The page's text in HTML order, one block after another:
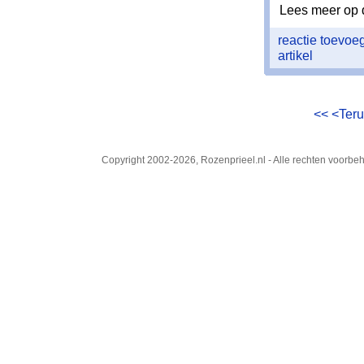
Lees meer op
reactie
artikel
<<
Copyright 2002-2026, Rozenprieel.nl - Alle rechten